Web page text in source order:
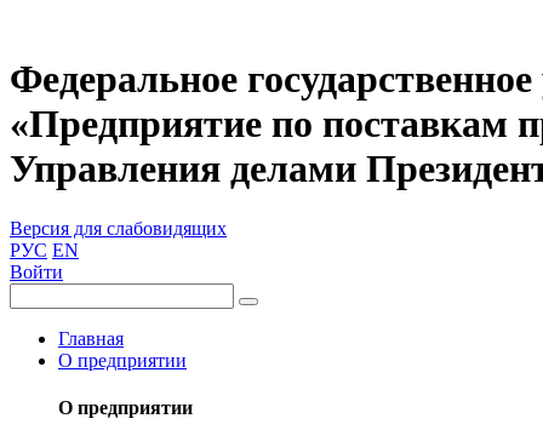
Федеральное
«Предприятие по поставкам
Управления делами
Версия для слабовидящих
РУС EN
Войти
Главная
О предприятии
О предприятии